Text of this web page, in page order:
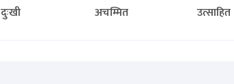
दुःखी अचम्मित उत्साहित